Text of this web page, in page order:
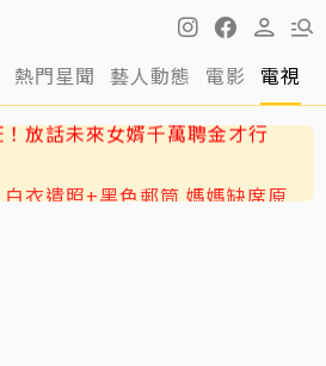
熱門星聞 藝人動態 電影 電視
衣遺照+黑色郵筒 媽媽缺席原